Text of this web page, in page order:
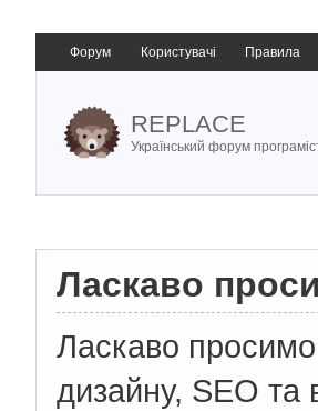
Форум Користувачі Правила
REPLACE
Український форум
Ласкаво
Ласкаво
дизайну, SEO та